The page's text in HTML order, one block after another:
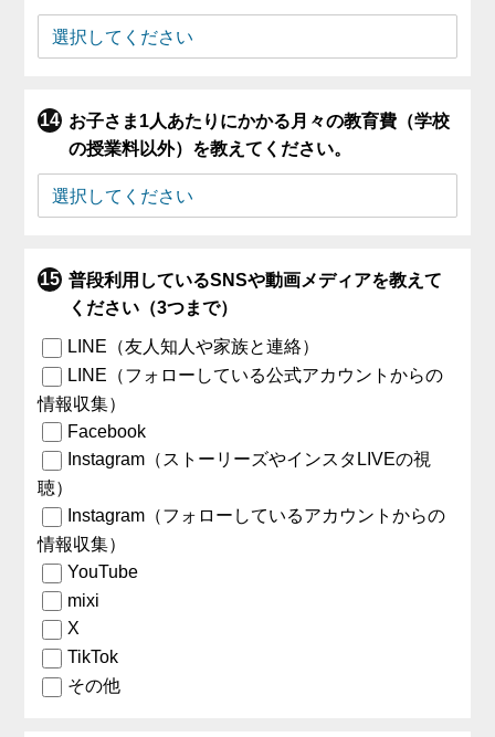
お子さま1人あたりにかかる月々の教育費（学校
の授業料以外）を教えてください。
普段利用しているSNSや動画メディアを教えて
ください（3つまで）
LINE（友人知人や家族と連絡）
LINE（フォローしている公式アカウントからの
情報収集）
Facebook
Instagram（ストーリーズやインスタLIVEの視
聴）
Instagram（フォローしているアカウントからの
情報収集）
YouTube
mixi
X
TikTok
その他